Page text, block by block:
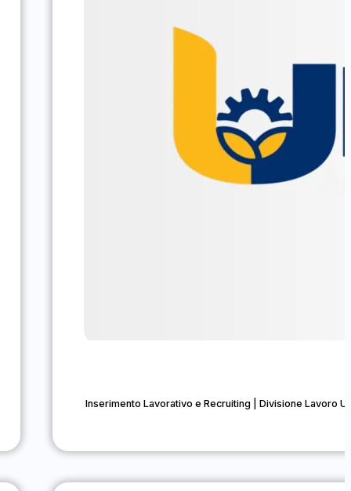
Inserimento Lavorativo e Recruiting | Divisione Lavoro